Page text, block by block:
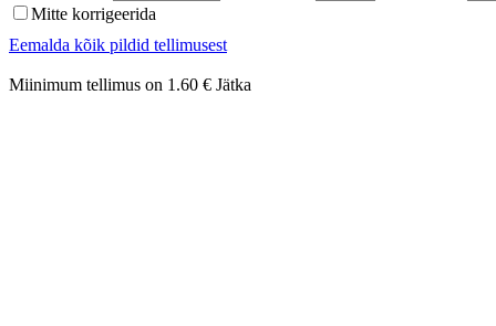
Mitte korrigeerida
Eemalda kõik pildid tellimusest
Miinimum tellimus on 1.60 € Jätka